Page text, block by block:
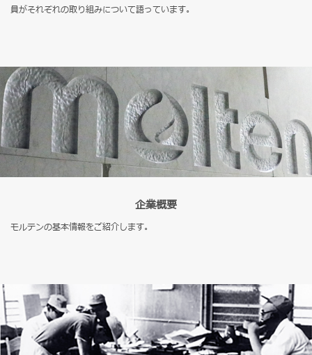
員がそれぞれの取り組みについて語っています。
企業概要
モルテンの基本情報をご紹介します。